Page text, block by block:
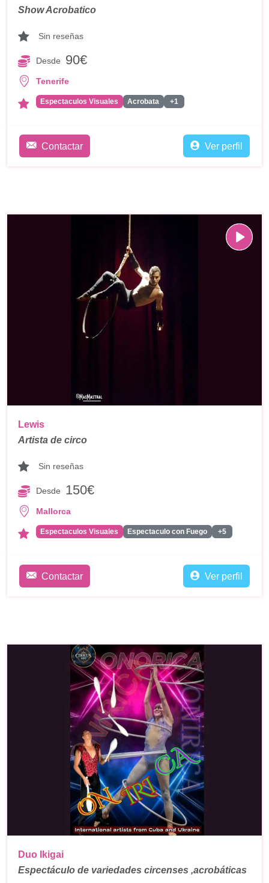
Show Acrobatico
Sin reseñas
Desde 90€
Tenerife
Espectaculos Visuales Acrobata +1
Contactar Ver perfil
Lewis
Artista de circo
Sin reseñas
Desde 150€
Mallorca
Espectaculos Visuales Espectaculo con Fuego +5
Contactar Ver perfil
Duo Ikigai
Espectáculo de variedades circenses ,acrobáticas